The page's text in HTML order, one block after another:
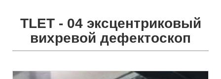
TLET - 04 эксцентриковый
вихревой дефектоскоп